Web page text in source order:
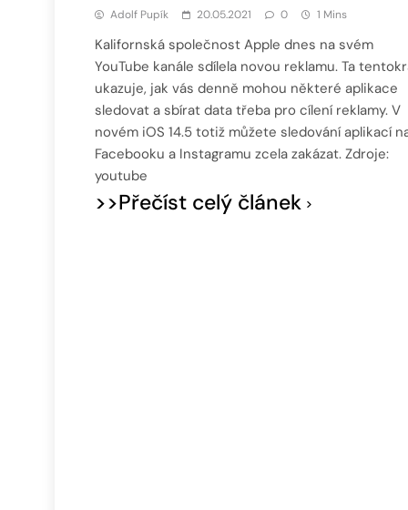
Adolf Pupík 20.05.2021 0 1 Mins
Kalifornská společnost Apple dnes na svém
YouTube kanále sdílela novou reklamu. Ta
ukazuje, jak vás denně mohou některé aplikace
sledovat a sbírat data třeba pro cílení reklamy. V
novém iOS 14.5 totiž můžete sledování aplikací
Facebooku a Instagramu zcela zakázat. Zdroje:
youtube
>>Přečíst celý článek